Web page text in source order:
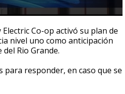
Electric Co-op activó su plan de
nivel uno como anticipación
Rio Grande.
para responder, en caso que se